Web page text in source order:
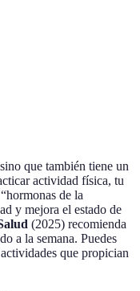
que también tiene un
actividad física, tu
de la
y mejora el estado de
(2025) recomienda
a la semana. Puedes
que propician